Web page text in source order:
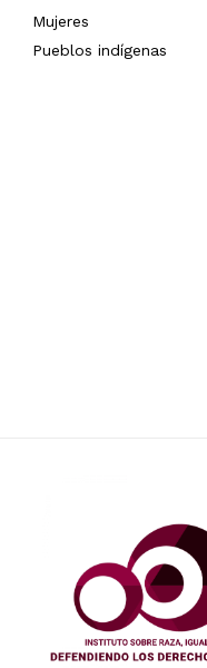
Mujeres
Pueblos indígenas